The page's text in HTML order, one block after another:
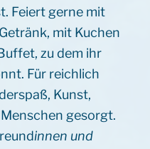
Feiert gerne mit
mit Kuchen
zu dem ihr
Für reichlich
Kunst,
gesorgt.
innen und